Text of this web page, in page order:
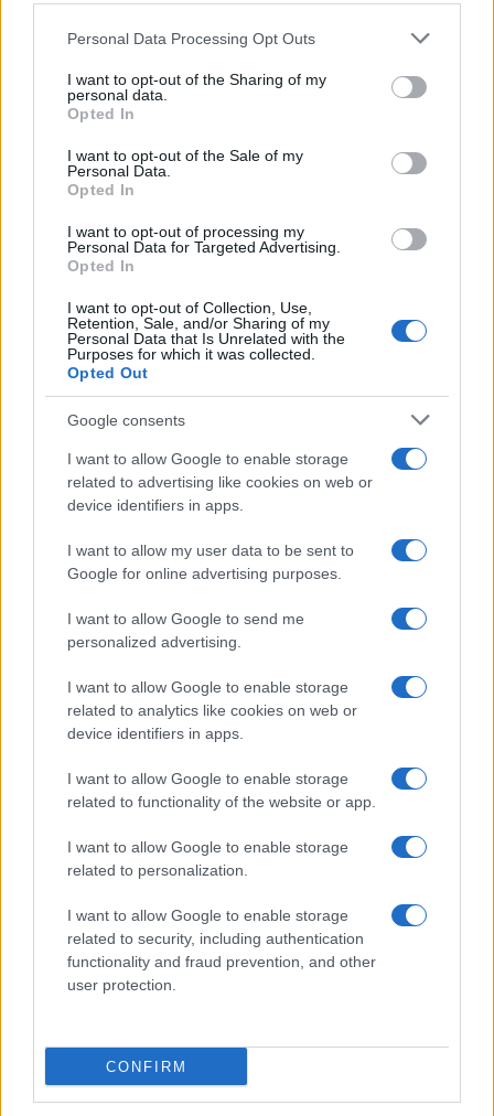
Please note that this website/app uses one or more Google
not limited to your visit or usage behaviour. You may click to
grant or deny consent to Google and its third-party tags to
use your data for below specified purposes in below Google
consent section.
Personal Data Processing Opt Outs
I want to opt-out of the Sharing of my
personal data.
Opted In
I want to opt-out of the Sale of my
Personal Data.
Opted In
I want to opt-out of processing my
Personal Data for Targeted Advertising.
Opted In
I want to opt-out of Collection, Use,
Retention, Sale, and/or Sharing of my
Personal Data that Is Unrelated with the
Purposes for which it was collected.
Opted Out
Google consents
I want to allow Google to enable storage
related to advertising like cookies on web or
device identifiers in apps.
I want to allow my user data to be sent to
Google for online advertising purposes.
I want to allow Google to send me
personalized advertising.
I want to allow Google to enable storage
related to analytics like cookies on web or
device identifiers in apps.
I want to allow Google to enable storage
related to functionality of the website or app.
I want to allow Google to enable storage
related to personalization.
I want to allow Google to enable storage
related to security, including authentication
functionality and fraud prevention, and other
user protection.
CONFIRM
Lakosságszámhoz viszonyítva a legmagasabb
számban Cipruson, a legalacsonyabb arányban
Szlovákiában adtak be menedékjog iránti
kérelmet. Ez az arány az unió egészében
egymillió lakosra vetítve 1133 embert
esetében 63 főt.
Az Eurostat jelentéséből kiderült továbbá,
hogy Magyarországon 2018-ban 635-en
adtak be az unió területén első alkalommal
menedékkérelmet. Ez a szám 2017-ben 3115
volt, ami 80 százalékos csökkenést jelent. A
magyarországi kérelmezők közül 270
jelentkező afganisztáni, 215 iraki, 50 pedig
szíriai volt – közölte az uniós statisztikai
hivatal.
Egy különleges családi járattal 140 új